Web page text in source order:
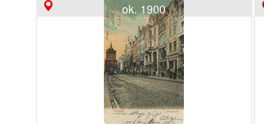
ok. 1900